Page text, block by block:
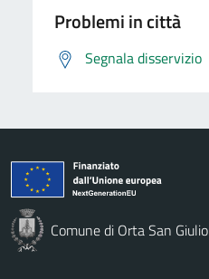
Problemi in città
Segnala disservizio
Comune di Orta San Giulio